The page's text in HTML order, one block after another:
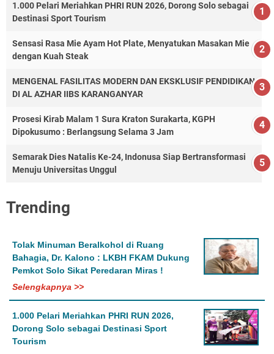
1.000 Pelari Meriahkan PHRI RUN 2026, Dorong Solo sebagai
Destinasi Sport Tourism
Sensasi Rasa Mie Ayam Hot Plate, Menyatukan Masakan Mie
dengan Kuah Steak
MENGENAL FASILITAS MODERN DAN EKSKLUSIF PENDIDIKAN
DI AL AZHAR IIBS KARANGANYAR
Prosesi Kirab Malam 1 Sura Kraton Surakarta, KGPH
Dipokusumo : Berlangsung Selama 3 Jam
Semarak Dies Natalis Ke-24, Indonusa Siap Bertransformasi
Menuju Universitas Unggul
Trending
Tolak Minuman Beralkohol di Ruang
Bahagia, Dr. Kalono : LKBH FKAM Dukung
Pemkot Solo Sikat Peredaran Miras !
Selengkapnya >>
1.000 Pelari Meriahkan PHRI RUN 2026,
Dorong Solo sebagai Destinasi Sport
Tourism